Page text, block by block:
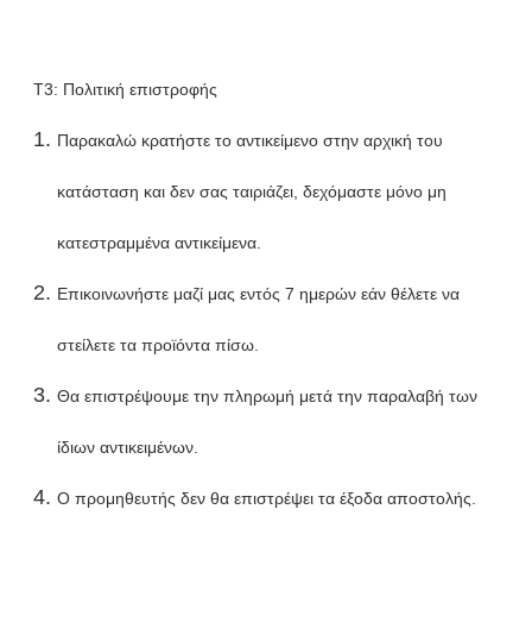
T3: Πολιτική επιστροφής
Παρακαλώ κρατήστε το αντικείμενο στην αρχική του
κατάσταση και δεν σας ταιριάζει, δεχόμαστε μόνο μη
κατεστραμμένα αντικείμενα.
Επικοινωνήστε μαζί μας εντός 7 ημερών εάν θέλετε να
στείλετε τα προϊόντα πίσω.
Θα επιστρέψουμε την πληρωμή μετά την παραλαβή των
ίδιων αντικειμένων.
Ο προμηθευτής δεν θα επιστρέψει τα έξοδα αποστολής.